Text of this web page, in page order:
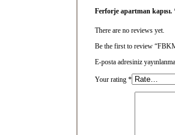
Ferforje apartman kapısı.
There are no reviews yet.
Be the first to review
E-posta adresiniz
Your rating *